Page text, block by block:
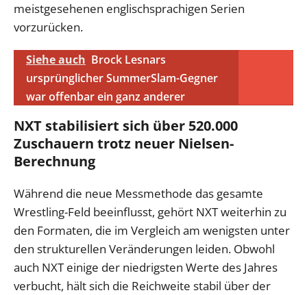
meistgesehenen englischsprachigen Serien
vorzurücken.
Siehe auch Brock Lesnars
ursprünglicher SummerSlam-Gegner
war offenbar ein ganz anderer
NXT stabilisiert sich über 520.000
Zuschauern trotz neuer Nielsen-
Berechnung
Während die neue Messmethode das gesamte
Wrestling-Feld beeinflusst, gehört NXT weiterhin zu
den Formaten, die im Vergleich am wenigsten unter
den strukturellen Veränderungen leiden. Obwohl
auch NXT einige der niedrigsten Werte des Jahres
verbucht, hält sich die Reichweite stabil über der